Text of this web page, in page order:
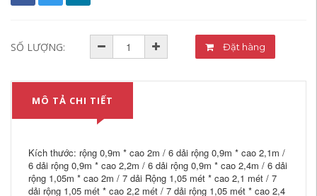
SỐ LƯỢNG: Đặt hàng
MÔ TẢ CHI TIẾT
Kích thước: rộng 0,9m * cao 2m / 6 dải rộng 0,9m * cao 2,1m /
6 dải rộng 0,9m * cao 2,2m / 6 dải rộng 0,9m * cao 2,4m / 6 dải
rộng 1,05m * cao 2m / 7 dải Rộng 1,05 mét * cao 2,1 mét / 7
dải rộng 1,05 mét * cao 2,2 mét / 7 dải rộng 1,05 mét * cao 2,4